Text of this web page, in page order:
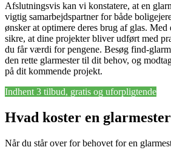
Afslutningsvis kan vi konstatere, at en
vigtig samarbejdspartner for både
ønsker at optimere deres brug af glas.
sikre, at dine projekter bliver udført med
du får værdi for pengene. Besøg find-
den rette glarmester til dit behov, og
på dit kommende projekt.
Indhent 3 tilbud, gratis og uforpligtende
Hvad koster en
Når du står over for behovet for en